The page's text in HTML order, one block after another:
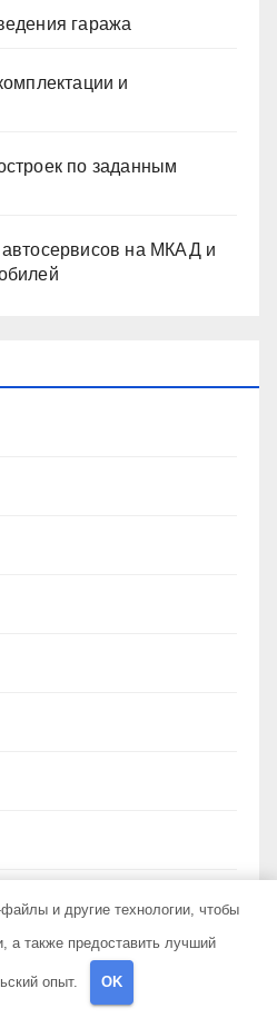
гаража
и
по заданным
на МКАД и
файлы и другие технологии, чтобы
а также предоставить лучший
опыт. OK